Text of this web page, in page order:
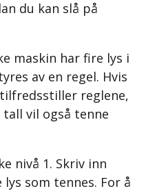
du kan slå på
maskin har fire lys i
av en regel. Hvis
reglene,
vil også tenne
nivå 1. Skriv inn
som tennes. For å